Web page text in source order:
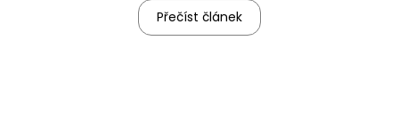
Přečíst článek